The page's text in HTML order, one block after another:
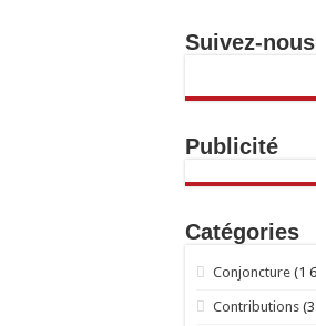
Suivez-
Publicité
Catégories
Conjoncture(1
Contributions